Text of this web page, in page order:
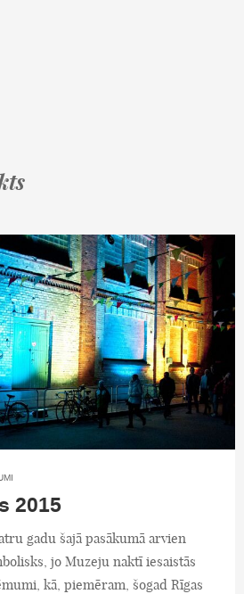
2015
gadu šajā pasākumā arvien
jo Muzeju naktī iesaistās
kā, piemēram, šogad Rīgas